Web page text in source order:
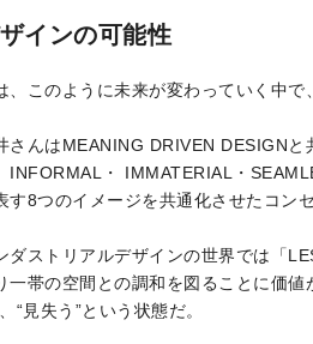
インの可能性
、このように未来が変わっていく中で
さんはMEANING DRIVEN DESIGN
INFORMAL・ IMMATERIAL・
す8つのイメージを共通化させたコン
ダストリアルデザインの世界では「
一帯の空間との調和を図ることに価
“見失う”という状態だ。